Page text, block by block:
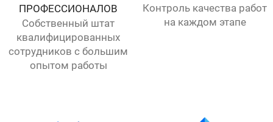
ПРОФЕССИОНАЛОВ
Собственный штат
квалифицированных
сотрудников с большим
опытом работы
Контроль качества работ
на каждом этапе